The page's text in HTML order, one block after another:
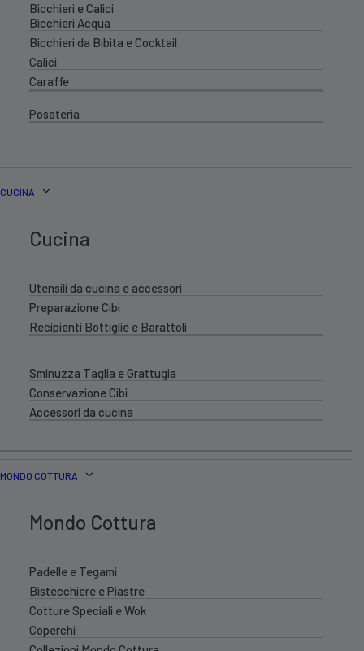
Bicchieri e Calici
Bicchieri Acqua
Bicchieri da Bibita e Cocktail
Calici
Caraffe
Posateria
CUCINA
Cucina
Utensili da cucina e accessori
Preparazione Cibi
Recipienti Bottiglie e Barattoli
Sminuzza Taglia e Grattugia
Conservazione Cibi
Accessori da cucina
MONDO COTTURA
Mondo Cottura
Padelle e Tegami
Bistecchiere e Piastre
Cotture Speciali e Wok
Coperchi